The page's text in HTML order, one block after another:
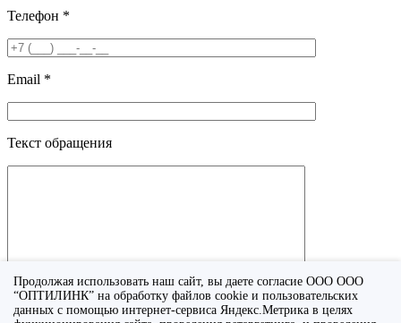
Продолжая использовать наш сайт, вы даете согласие ООО ООО
“ОПТИЛИНК” на обработку файлов cookie и пользовательских
данных с помощью интернет-сервиса Яндекс.Метрика в целях
Телефон *
Email *
Текст обращения